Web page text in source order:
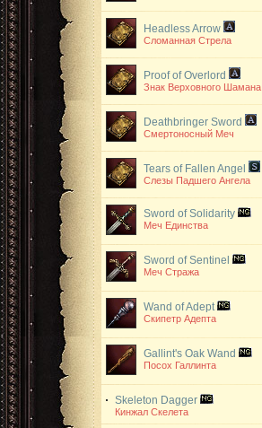
Headless Arrow
Сломанная Стрела
Proof of Overlord
Знак Верховного Шамана
Deathbringer Sword
Смертоносный Меч
Tears of Fallen Angel
Слезы Падшего Ангела
Sword of Solidarity
Меч Единства
Sword of Sentinel
Меч Стража
Wand of Adept
Скипетр Адепта
Gallint's Oak Wand
Посох Галлинта
Skeleton Dagger
Кинжал Скелета